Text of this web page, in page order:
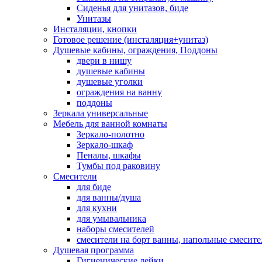
Сиденья для унитазов, биде
Унитазы
Инсталяции, кнопки
Готовое решение (инсталяция+унитаз)
Душевые кабины, ограждения, Поддоны
двери в нишу
душевые кабины
душевые уголки
ограждения на ванну
поддоны
Зеркала универсальные
Мебель для ванной комнаты
Зеркало-полотно
Зеркало-шкаф
Пеналы, шкафы
Тумбы под раковину
Смесители
для биде
для ванны/душа
для кухни
для умывальника
наборы смесителей
смесители на борт ванны, напольные
Душевая программа